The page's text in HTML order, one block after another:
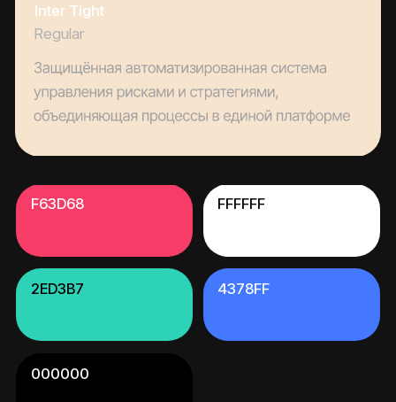
Задача
Создать удобный корпоративный
лендинг для знакомства с
инвестиционной компанией Secret
Capital. Сайт должен был не просто
презентовать компанию, а
последовательно раскрыть её
ключевые особенности,
инвестиционный подход и
клиентов.
Показать позиционирование
компании в сфере цифровых активов
Раскрыть ключевые УТП: риск-
контроль, технологическая
инфраструктура, автоматизация,
безопасность
стратегии с графиками, таблицами и